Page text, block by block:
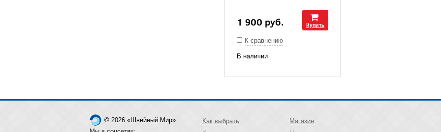
1 900 руб. Купить
К сравнению
В наличии
© 2026 «Швейный Мир»
Как выбрать
Магазин